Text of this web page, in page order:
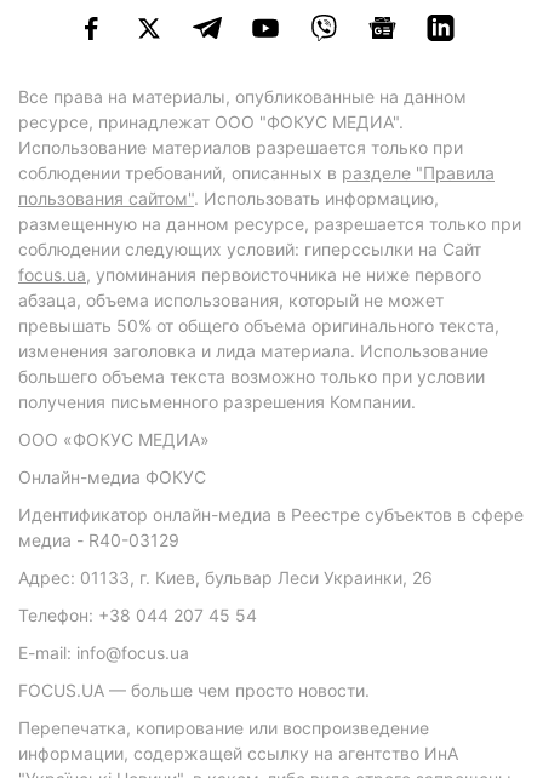
Все права на материалы, опубликованные на данном
ресурсе, принадлежат ООО "ФОКУС МЕДИА".
Использование материалов разрешается только при
соблюдении требований, описанных в разделе "Правила
пользования сайтом". Использовать информацию,
размещенную на данном ресурсе, разрешается только при
соблюдении следующих условий: гиперссылки на Сайт
focus.ua, упоминания первоисточника не ниже первого
абзаца, объема использования, который не может
превышать 50% от общего объема оригинального текста,
изменения заголовка и лида материала. Использование
большего объема текста возможно только при условии
получения письменного разрешения Компании.
ООО «ФОКУС МЕДИА»
Онлайн-медиа ФОКУС
Идентификатор онлайн-медиа в Реестре субъектов в сфере
медиа - R40-03129
Адрес: 01133, г. Киев, бульвар Леси Украинки, 26
Телефон: +38 044 207 45 54
E-mail: info@focus.ua
FOCUS.UA — больше чем просто новости.
Перепечатка, копирование или воспроизведение
информации, содержащей ссылку на агентство ИнА